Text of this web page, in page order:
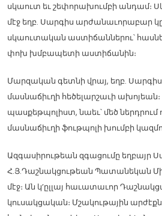
սկաուտ եւ շեփորախումբի անդամ։
մէջ եղբ. Սարգիս արժանաւորաբար
սկաուտական աստիճաններու՝
փոխ խմբապետի աստիճանին։
Մարզական գետնի վրայ, եղբ.
մասնաճիւղի հեծելարշաւի
պասքեթպոլիստ, նաեւ՝ մեծ
մասնաճիւղի ֆութպոլի խումբի
Ազգասիրութեան զգացումը եղբայր
Հ.Յ.Դաշնակցութեան Պատանեկան
մէջ։ Ան կ’ըլլայ հաւատաւոր
կուսակցական։ Մշակութային